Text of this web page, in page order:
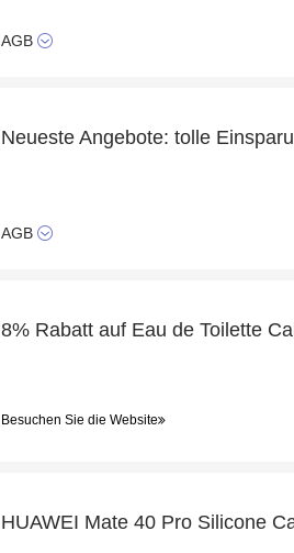
AGB
AGB
Besuchen Sie die Website